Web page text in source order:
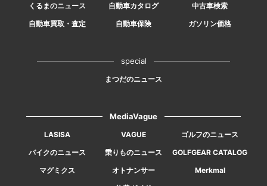
くるまのニュース 自動車カタログ
中古車検索
自動車買取・査定
自動車保険 ガソリン価格
special
まつだのニュース
MediaVague
LASISA VAGUE
ゴルフのニュース
バイクのニュース
乗りものニュース
GOLFGEAR CATALOG
マグミクス
オトナンサー
Merkmal